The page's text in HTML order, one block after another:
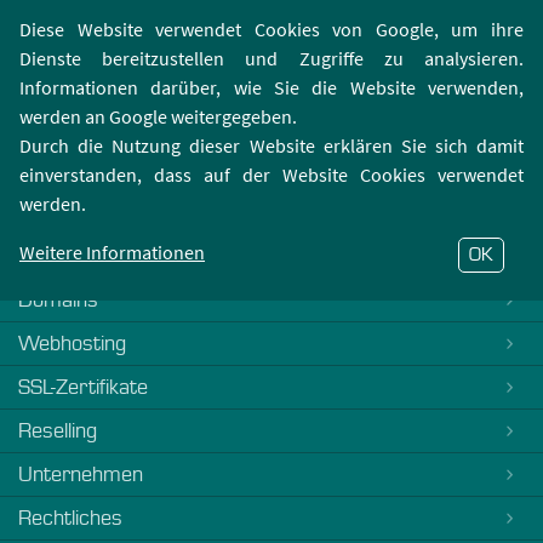
Diese Website verwendet Cookies von Google, um ihre
Dienste bereitzustellen und Zugriffe zu analysieren.
Informationen darüber, wie Sie die Website verwenden,
werden an Google weitergegeben.
Durch die Nutzung dieser Website erklären Sie sich damit
einverstanden, dass auf der Website Cookies verwendet
werden.
Weitere Informationen
OK
404-Fehler
kontaktieren Sie unseren
Domains
Webhosting
SSL-Zertifikate
Reselling
Unternehmen
Rechtliches